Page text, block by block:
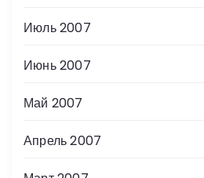
Июль 2007
Июнь 2007
Май 2007
Апрель 2007